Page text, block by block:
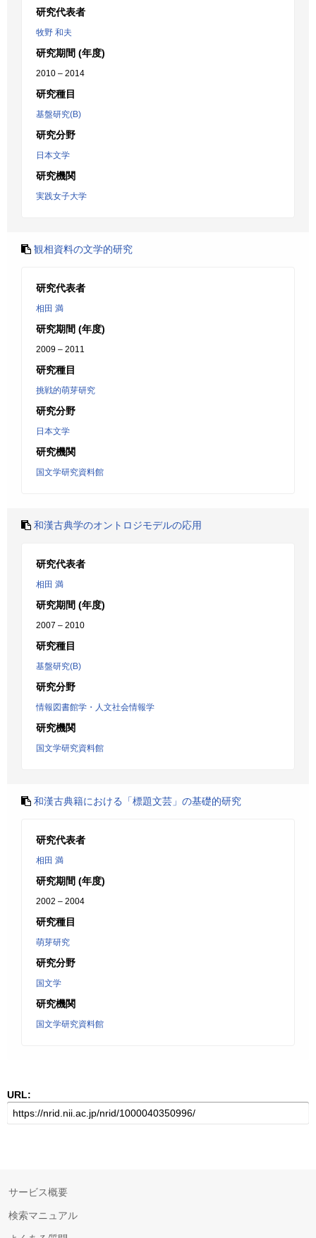
研究代表者
牧野 和夫
研究期間 (年度)
2010 – 2014
研究種目
基盤研究(B)
研究分野
日本文学
研究機関
実践女子大学
観相資料の文学的研究
研究代表者
相田 満
研究期間 (年度)
2009 – 2011
研究種目
挑戦的萌芽研究
研究分野
日本文学
研究機関
国文学研究資料館
和漢古典学のオントロジモデルの応用
研究代表者
相田 満
研究期間 (年度)
2007 – 2010
研究種目
基盤研究(B)
研究分野
情報図書館学・人文社会情報学
研究機関
国文学研究資料館
和漢古典籍における「標題文芸」の基礎的研究
研究代表者
相田 満
研究期間 (年度)
2002 – 2004
研究種目
萌芽研究
研究分野
国文学
研究機関
国文学研究資料館
URL:
サービス概要
検索マニュアル